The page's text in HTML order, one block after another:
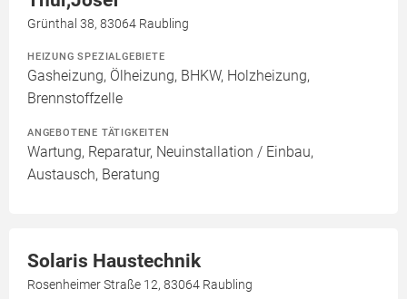
Grünthal 38, 83064 Raubling
HEIZUNG SPEZIALGEBIETE
Gasheizung, Ölheizung, BHKW, Holzheizung,
Brennstoffzelle
ANGEBOTENE TÄTIGKEITEN
Wartung, Reparatur, Neuinstallation / Einbau,
Austausch, Beratung
Solaris Haustechnik
Rosenheimer Straße 12, 83064 Raubling